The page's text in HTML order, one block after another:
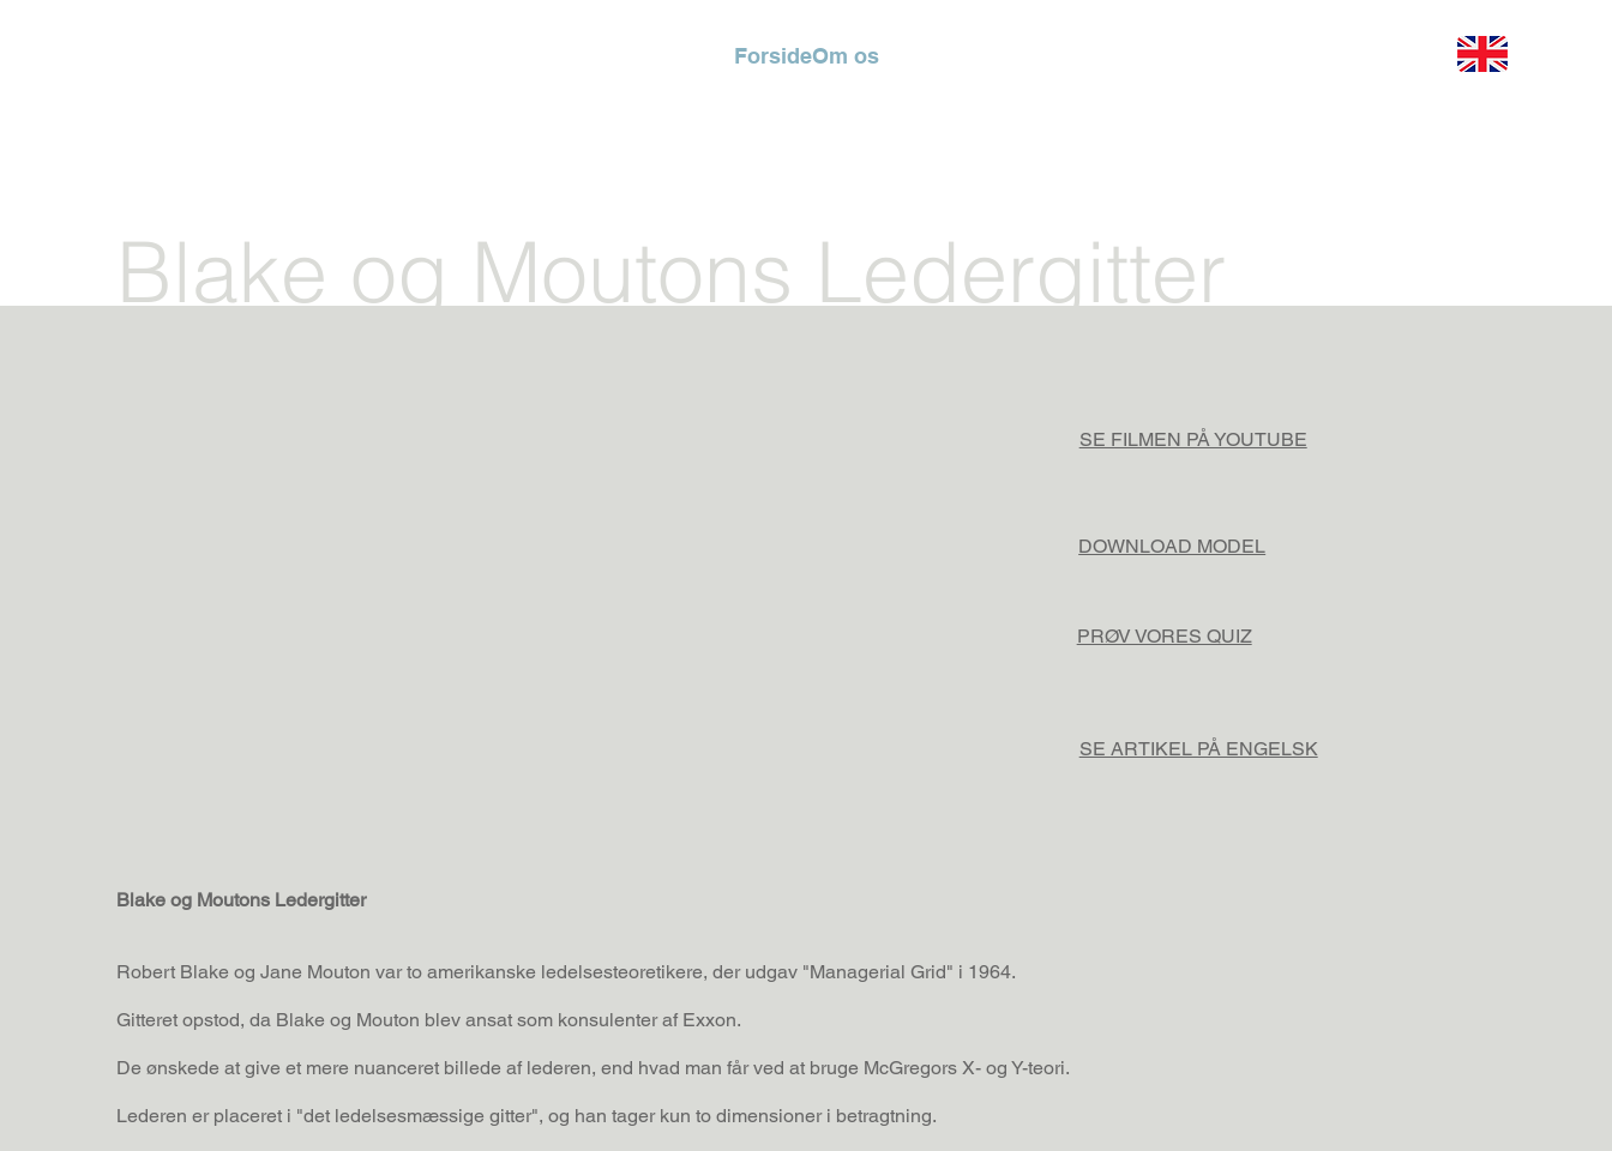
ForsideOm os
Blake og Moutons Ledergitter
SE FILMEN PÅ YOUTUBE
DOWNLOAD MODEL
PRØV VORES QUIZ
SE ARTIKEL PÅ ENGELSK
Blake og Moutons Ledergitter
Robert Blake og Jane Mouton var to amerikanske ledelsesteoretikere, der udgav "Managerial Grid" i 1964.
Gitteret opstod, da Blake og Mouton blev ansat som konsulenter af Exxon.
De ønskede at give et mere nuanceret billede af lederen, end hvad man får ved at bruge McGregors X- og Y-teori.
Lederen er placeret i "det ledelsesmæssige gitter", og han tager kun to dimensioner i betragtning.